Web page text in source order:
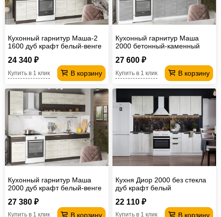
Кухонный гарнитур Маша-2
1600 дуб крафт белый-венге
24 340 ₽
В корзину
Купить в 1 клик
Кухонный гарнитур Маша
2000 бетонный-каменный
27 600 ₽
В корзину
Купить в 1 клик
Кухонный гарнитур Маша
2000 дуб крафт белый-венге
27 380 ₽
В корзину
Купить в 1 клик
Кухня Диор 2000 без стекла
дуб крафт белый
22 110 ₽
В корзину
Купить в 1 клик